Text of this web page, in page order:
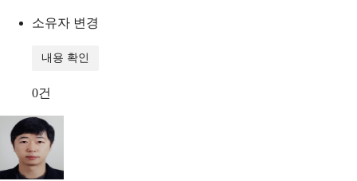
소유자 변경
내용 확인
0건